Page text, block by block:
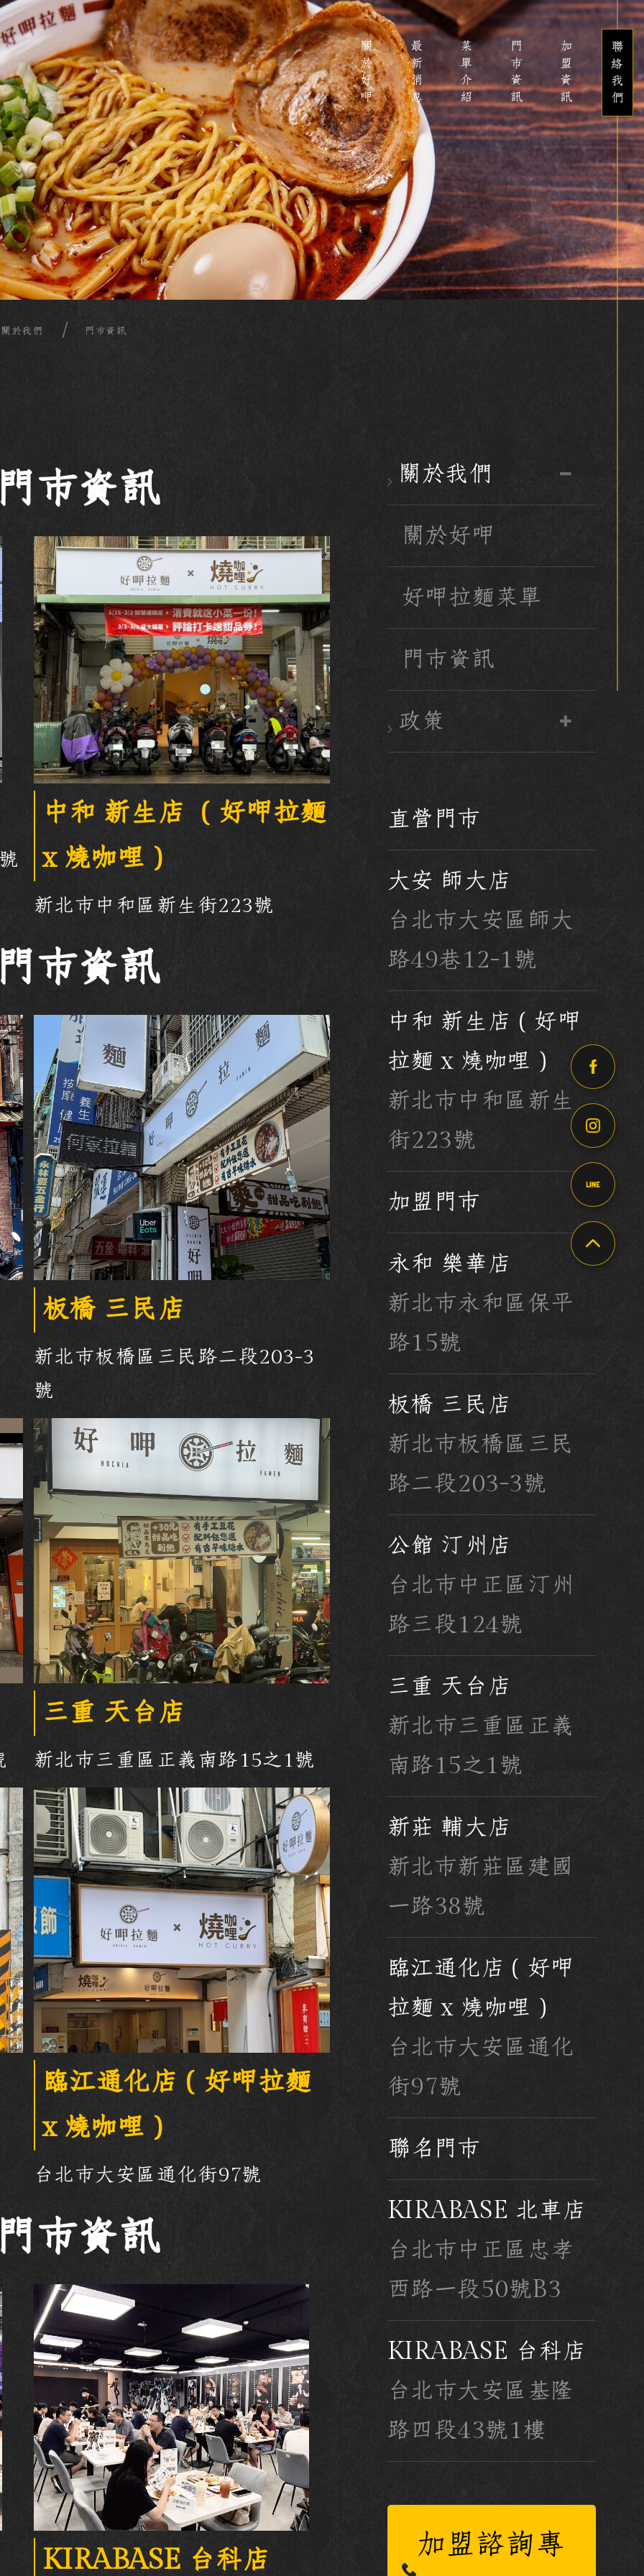
關於好呷 最新消息 菜單介紹 門市資訊 加盟資訊 聯絡我們
關於我們 門市資訊
市資訊
中和 新生店 （好呷拉麵
x 燒咖哩）
新北市中和區新生街223號
市資訊
板橋 三民店
新北市板橋區三民路二段203-3
號
三重 天台店
新北市三重區正義南路15之1號
臨江通化店（好呷拉麵
x 燒咖哩）
台北市大安區通化街97號
市資訊
KIRABASE 台科店
關於我們
關於好呷
好呷拉麵菜單
門市資訊
政策
直營門市
大安 師大店
台北市大安區師大
路49巷12-1號
中和 新生店（好呷
拉麵 x 燒咖哩）
新北市中和區新生
街223號
加盟門市
永和 樂華店
新北市永和區保平
路15號
板橋 三民店
新北市板橋區三民
路二段203-3號
公館 汀州店
台北市中正區汀州
路三段124號
三重 天台店
新北市三重區正義
南路15之1號
新莊 輔大店
新北市新莊區建國
一路38號
臨江通化店（好呷
拉麵 x 燒咖哩）
台北市大安區通化
街97號
聯名門市
KIRABASE 北車店
台北市中正區忠孝
西路一段50號B3
KIRABASE 台科店
台北市大安區基隆
路四段43號1樓
加盟諮詢專